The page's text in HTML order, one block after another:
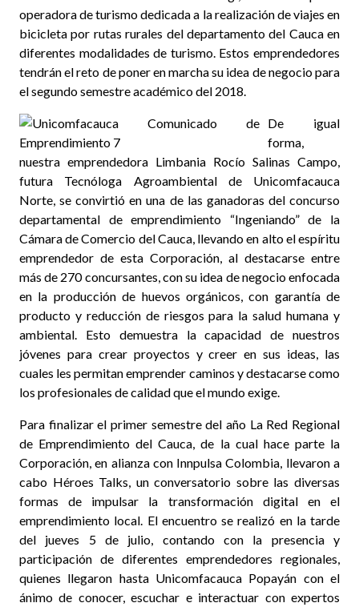
operadora de turismo dedicada a la realización de viajes en
bicicleta por rutas rurales del departamento del Cauca en
diferentes modalidades de turismo. Estos emprendedores
tendrán el reto de poner en marcha su idea de negocio para
el segundo semestre académico del 2018.
De igual
forma,
nuestra emprendedora Limbania Rocío Salinas Campo,
futura Tecnóloga Agroambiental de Unicomfacauca
Norte, se convirtió en una de las ganadoras del concurso
departamental de emprendimiento “Ingeniando” de la
Cámara de Comercio del Cauca, llevando en alto el espíritu
emprendedor de esta Corporación, al destacarse entre
más de 270 concursantes, con su idea de negocio enfocada
en la producción de huevos orgánicos, con garantía de
producto y reducción de riesgos para la salud humana y
ambiental. Esto demuestra la capacidad de nuestros
jóvenes para crear proyectos y creer en sus ideas, las
cuales les permitan emprender caminos y destacarse como
los profesionales de calidad que el mundo exige.
Para finalizar el primer semestre del año La Red Regional
de Emprendimiento del Cauca, de la cual hace parte la
Corporación, en alianza con Innpulsa Colombia, llevaron a
cabo Héroes Talks, un conversatorio sobre las diversas
formas de impulsar la transformación digital en el
emprendimiento local. El encuentro se realizó en la tarde
del jueves 5 de julio, contando con la presencia y
participación de diferentes emprendedores regionales,
quienes llegaron hasta Unicomfacauca Popayán con el
ánimo de conocer, escuchar e interactuar con expertos